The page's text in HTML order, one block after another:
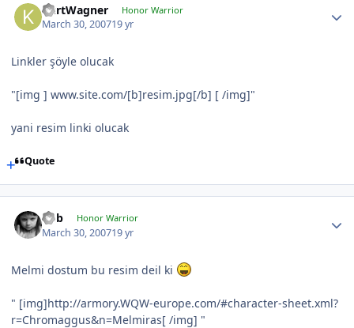
KurtWagner Honor Warrior
March 30, 200719 yr
Linkler şöyle olucak
"[img ] www.site.com/[b]resim.jpg[/b] [ /img]"
yani resim linki olucak
Quote
hbb Honor Warrior
March 30, 200719 yr
Melmi dostum bu resim deil ki
" [img]http://armory.WQW-europe.com/#character-sheet.xml?
r=Chromaggus&n=Melmiras[ /img] "